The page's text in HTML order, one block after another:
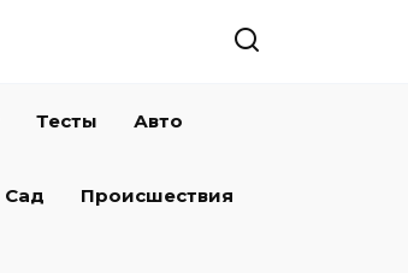
Тесты Авто
Сад Происшествия